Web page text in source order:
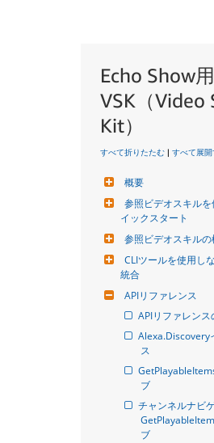
Echo Show用
VSK（Video
Kit）
すべて折りたたむ | すべて展開
概要
参照ビデオスキルを
イックスタート
参照ビデオスキルの
CLIツールを使用し
統合
APIリファレンス
APIリファレンス
Alexa.Discovery
ス
ブ
チャンネルナビ
ブ